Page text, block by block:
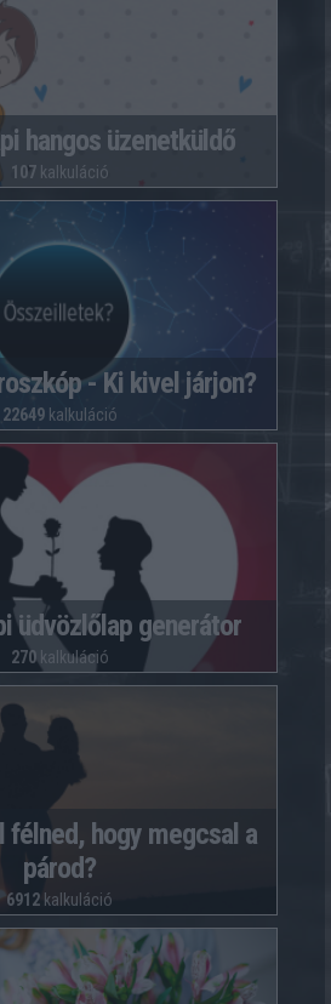
hangos üzenetküldő
107kalkuláció
- Ki kivel járjon?
22649kalkuláció
üdvözlőlap generátor
270kalkuláció
félned, hogy megcsal a
párod?
6912 kalkuláció